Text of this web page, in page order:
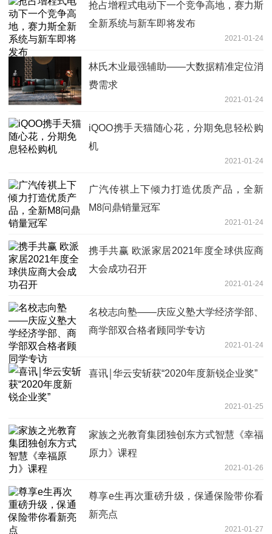
抢占增程式电动下一个竞争高地，赛力斯
全新系统与新车即将发布
2021-01-24
林氏木业最强辅助——大数据精准定位消
费需求
2021-01-24
iQOO携手天猫随心花，分期免息轻松购
机
2021-01-24
广汽传祺上下倾力打造优质产品，全新
M8问鼎销量冠军
2021-01-24
携手共赢 欧派家居2021年度全球供应商
大会成功召开
2021-01-24
名校志向塾——庆应义塾大学经济学部、
商学部双合格者顾同学专访
2021-01-24
喜讯￨华云安斩获“2020年度新锐企业奖”
2021-01-25
家族之光教育集团独创东方式智慧《幸福
原力》课程
2021-01-26
尊享e生再次重磅升级，保通保险带你看
新亮点
2021-01-27